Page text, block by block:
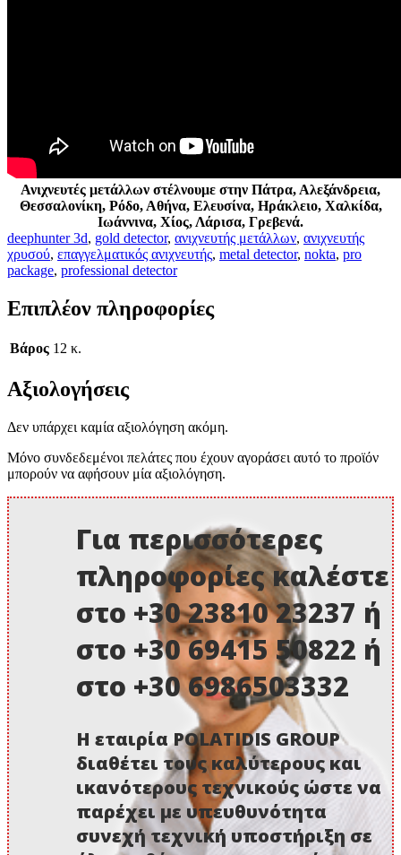
Ανιχνευτές μετάλλων στέλνουμε στην Πάτρα, Αλεξάνδρεια,
Θεσσαλονίκη, Ρόδο, Αθήνα, Ελευσίνα, Ηράκλειο, Χαλκίδα,
Ιωάννινα, Χίος, Λάρισα, Γρεβενά.
deephunter 3d, gold detector, ανιχνευτής μετάλλων, ανιχνευτής
χρυσού, επαγγελματικός ανιχνευτής, metal detector, nokta, pro
package, professional detector
Επιπλέον πληροφορίες
Βάρος 12 κ.
Αξιολογήσεις
Δεν υπάρχει καμία αξιολόγηση ακόμη.
Μόνο συνδεδεμένοι πελάτες που έχουν αγοράσει αυτό το προϊόν
μπορούν να αφήσουν μία αξιολόγηση.
Για περισσότερες
πληροφορίες καλέστε
στο +30 23810 23237 ή
στο +30 69415 50822 ή
στο +30 6986503332
Η εταιρία POLATIDIS GROUP
διαθέτει τους καλύτερους και
ικανότερους τεχνικούς ώστε να
παρέχει με υπευθυνότητα
συνεχή τεχνική υποστήριξη σε